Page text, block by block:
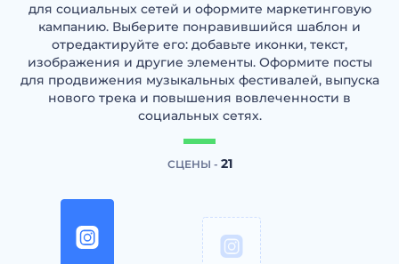
для социальных сетей и оформите маркетинговую
кампанию. Выберите понравившийся шаблон и
отредактируйте его: добавьте иконки, текст,
изображения и другие элементы. Оформите посты
для продвижения музыкальных фестивалей, выпуска
нового трека и повышения вовлеченности в
социальных сетях.
СЦЕНЫ - 21